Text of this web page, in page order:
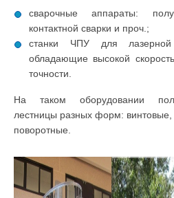
сварочные аппараты:
контактной сварки и проч.;
станки ЧПУ для
обладающие высокой
точности.
На таком оборудовании
лестницы разных форм:
поворотные.